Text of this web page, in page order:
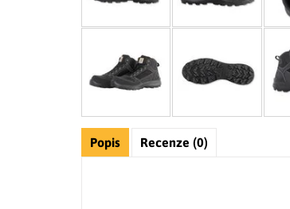
Popis Recenze (0)